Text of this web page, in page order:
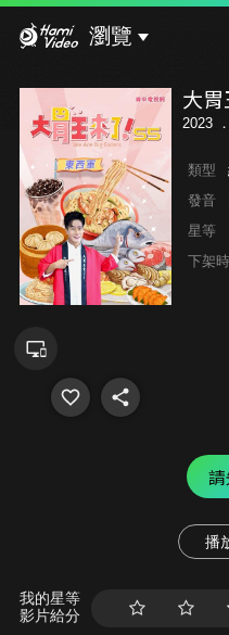
瀏覽
大
2023 ．
類型
發音
星等
下架
播
我的星等
影片給分